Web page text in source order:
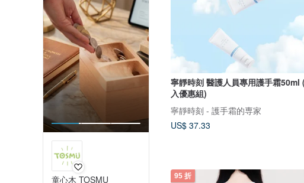
童心木 TOSMU
寧靜時刻 醫護人員專用護手霜50ml (2
入優惠組)
寧靜時刻 - 護手霜的専家
US$ 37.33
95 折